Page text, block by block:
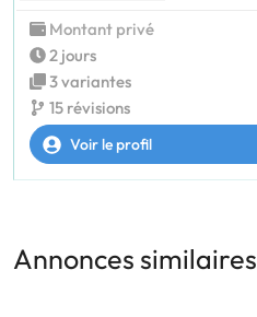
Montant privé
2 jours
3 variantes
15 révisions
Voir le profil
Annonces similaires